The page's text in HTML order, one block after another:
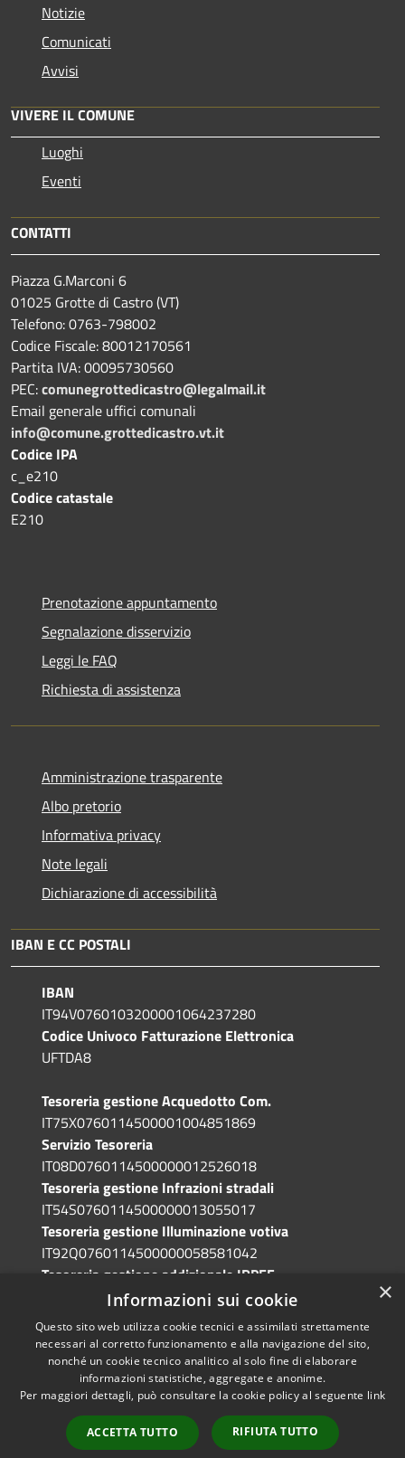
Notizie
Comunicati
Avvisi
VIVERE IL COMUNE
Luoghi
Eventi
CONTATTI
Piazza G.Marconi 6
01025 Grotte di Castro (VT)
Telefono: 0763-798002
Codice Fiscale: 80012170561
Partita IVA: 00095730560
PEC:comunegrottedicastro@legalmail.it
Email generale uffici comunali
info@comune.grottedicastro.vt.it
Codice IPA
c_e210
Codice catastale
E210
Prenotazione appuntamento
Segnalazione disservizio
Leggi le FAQ
Richiesta di assistenza
Amministrazione trasparente
Albo pretorio
Informativa privacy
Note legali
Dichiarazione di accessibilità
IBAN E CC POSTALI
IBAN
IT94V0760103200001064237280
Codice Univoco Fatturazione Elettronica
UFTDA8
Tesoreria gestione Acquedotto Com.
IT75X0760114500001004851869
Servizio Tesoreria
IT08D0760114500000012526018
Tesoreria gestione Infrazioni stradali
IT54S0760114500000013055017
Tesoreria gestione Illuminazione votiva
IT92Q0760114500000058581042
Tesoreria gestione addizionale IRPEF
IT71A0760114500000086341765
Accessibilità
Copyright © 2026 • Comune di
Grotte di Castro • Powered by
Municipium•
Accesso
redazione
×
Informazioni sui cookie
Questo sito web utilizza cookie tecnici e assimilati strettamente
necessari al corretto funzionamento e alla navigazione del sito,
nonché un cookie tecnico analitico al solo fine di elaborare
informazioni statistiche, aggregate e anonime.
Per maggiori dettagli, può consultare la cookie policy al seguente link
ACCETTA TUTTO RIFIUTA TUTTO